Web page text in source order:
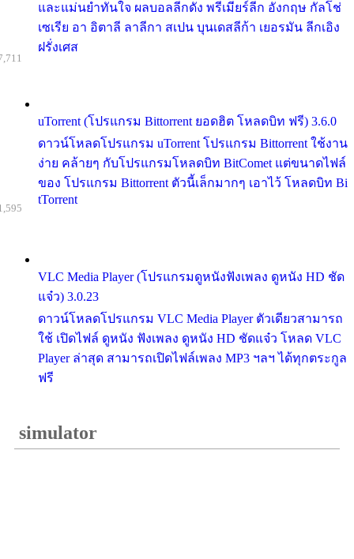
และแม่นยำทันใจ ผลบอลลีกดัง พรีเมียร์ลีก อังกฤษ กัลโช่
เซเรีย อา อิตาลี ลาลีกา สเปน บุนเดสลีก้า เยอรมัน ลีกเอิง
ฝรั่งเศส
uTorrent (โปรแกรม Bittorrent ยอดฮิต โหลดบิท ฟรี) 3.6.0
ดาวน์โหลดโปรแกรม uTorrent โปรแกรม Bittorrent ใช้งาน
ง่าย คล้ายๆ กับโปรแกรมโหลดบิท BitComet แต่ขนาดไฟล์
ของ โปรแกรม Bittorrent ตัวนี้เล็กมากๆ เอาไว้ โหลดบิท Bi
tTorrent
VLC Media Player (โปรแกรมดูหนังฟังเพลง ดูหนัง HD ชัด
แจ๋ว) 3.0.23
ดาวน์โหลดโปรแกรม VLC Media Player ตัวเดียวสามารถ
ใช้ เปิดไฟล์ ดูหนัง ฟังเพลง ดูหนัง HD ชัดแจ๋ว โหลด VLC
Player ล่าสุด สามารถเปิดไฟล์เพลง MP3 ฯลฯ ได้ทุกตระกูล
ฟรี
simulator